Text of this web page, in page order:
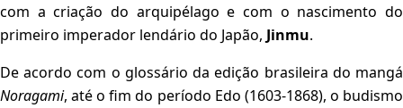
com a criação do arquipélago e com o nascimento do
primeiro imperador lendário do Japão, Jinmu.
De acordo com o glossário da edição brasileira do mangá
Noragami, até o fim do período Edo (1603-1868), o budismo